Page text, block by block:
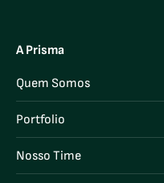
A Prisma
Quem Somos
Portfolio
Nosso Time